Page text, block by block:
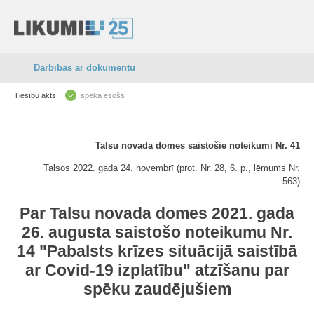
Darbības ar dokumentu
Tiesību akts: spēkā esošs
Talsu novada domes saistošie noteikumi Nr. 41
Talsos 2022. gada 24. novembrī (prot. Nr. 28, 6. p., lēmums Nr.
563)
Par Talsu novada domes 2021. gada
26. augusta saistošo noteikumu Nr.
14 "Pabalsts krīzes situācijā saistībā
ar Covid-19 izplatību" atzīšanu par
spēku zaudējušiem